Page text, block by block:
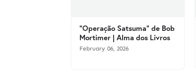
"Operação Satsuma" de Bob
Mortimer | Alma dos Livros
February 06, 2026